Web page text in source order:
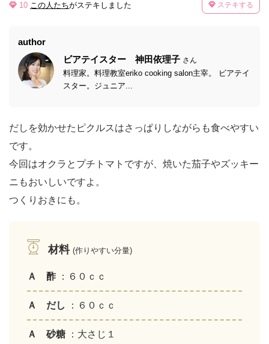
10 この人たちがステキしました ステキする
author
ビアテイスター 神田依理子 さん
料理家。料理教室eriko cooking salon主宰。 ビアテイ
スター。ジュニア...
だしを効かせたピクルスはさっぱりしながらも食べやすい
です。
今回はオクラとプチトマトですが、焼いた茄子やズッキー
ニもおいしいですよ。
つくりおきにも。
材料 (作りやすい分量)
Ａ 酢 ：６０ｃｃ
Ａ だし ：６０ｃｃ
Ａ 砂糖 ：大さじ１